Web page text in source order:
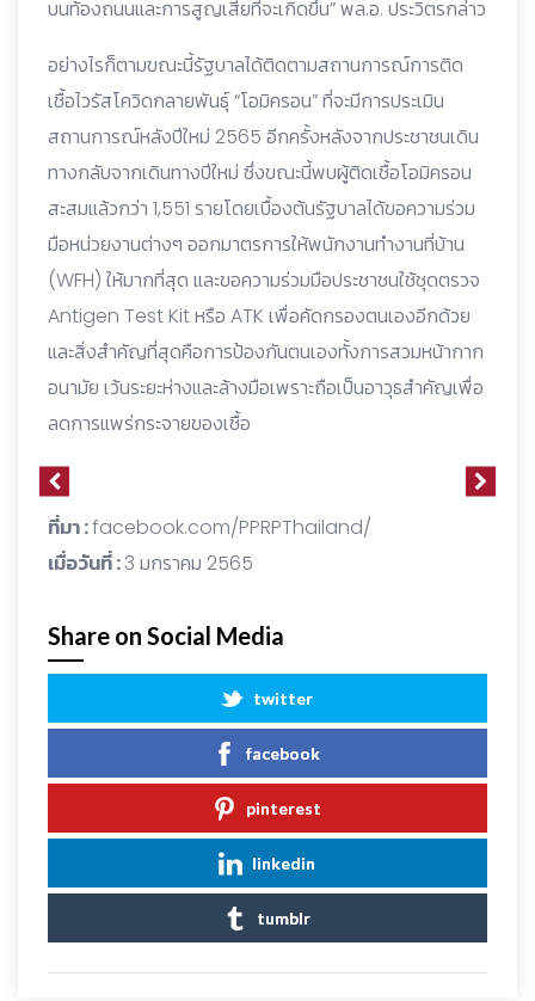
บนท้องถนนและการสูญเสียที่จะเกิดขึ้น” พล.อ. ประวิตรกล่าว
อย่างไรก็ตามขณะนี้รัฐบาลได้ติดตามสถานการณ์การติด
เชื้อไวรัสโควิดกลายพันธุ์ “โอมิครอน” ที่จะมีการประเมิน
สถานการณ์หลังปีใหม่ 2565 อีกครั้งหลังจากประชาชนเดิน
ทางกลับจากเดินทางปีใหม่ ซึ่งขณะนี้พบผู้ติดเชื้อโอมิครอน
สะสมแล้วกว่า 1,551 รายโดยเบื้องต้นรัฐบาลได้ขอความร่วม
มือหน่วยงานต่างๆ ออกมาตรการให้พนักงานทำงานที่บ้าน
(WFH) ให้มากที่สุด และขอความร่วมมือประชาชนใช้ชุดตรวจ
Antigen Test Kit หรือ ATK เพื่อคัดกรองตนเองอีกด้วย
และสิ่งสำคัญที่สุดคือการป้องกันตนเองทั้งการสวมหน้ากาก
อนามัย เว้นระยะห่างและล้างมือเพราะถือเป็นอาวุธสำคัญเพื่อ
ลดการแพร่กระจายของเชื้อ
ที่มา :facebook.com/PPRPThailand/
เมื่อวันที่ :3 มกราคม 2565
Share on Social Media
twitter
facebook
pinterest
linkedin
tumblr